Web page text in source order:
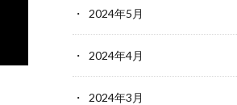
2024年5月
2024年4月
2024年3月